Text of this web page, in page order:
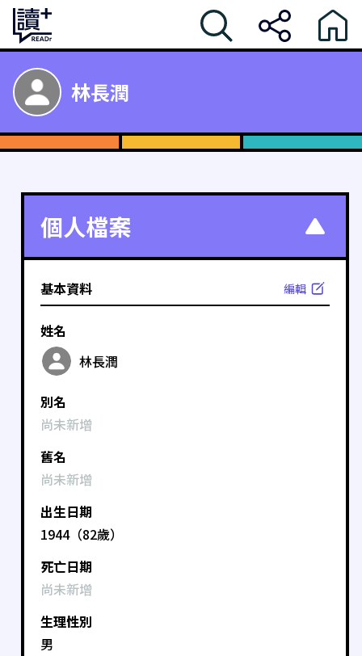
林長潤
個人檔案
基本資料 編輯
姓名
林長潤
別名
尚未新增
舊名
尚未新增
出生日期
1944（82歲）
死亡日期
尚未新增
生理性別
男